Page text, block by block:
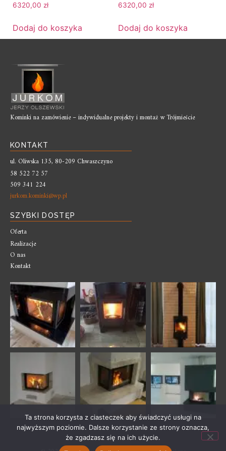
6320,00 zł
Dodaj do koszyka
6320,00 zł
Dodaj do koszyka
Kominki na zamówienie – indywidualne projekty i montaż w Trójmieście
KONTAKT
ul. Oliwska 135, 80-209 Chwaszczyno
58 522 72 57
509 341 224
jurkom.kominki@wp.pl
SZYBKI DOSTĘP
Oferta
Realizacje
O nas
Kontakt
Ta strona korzysta z ciasteczek aby świadczyć usługi na
najwyższym poziomie. Dalsze korzystanie ze strony oznacza,
że zgadzasz się na ich użycie.